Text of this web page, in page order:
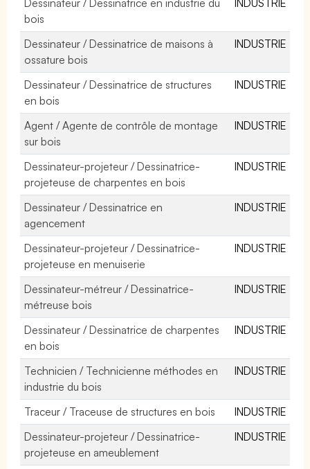
bois
Dessinateur / Dessinatrice de maisons à
ossature bois
INDUSTRIE
Dessinateur / Dessinatrice de structures
en bois
INDUSTRIE
Agent / Agente de contrôle de montage
sur bois
INDUSTRIE
Dessinateur-projeteur / Dessinatrice-
projeteuse de charpentes en bois
INDUSTRIE
Dessinateur / Dessinatrice en
agencement
INDUSTRIE
Dessinateur-projeteur / Dessinatrice-
projeteuse en menuiserie
INDUSTRIE
Dessinateur-métreur / Dessinatrice-
métreuse bois
INDUSTRIE
Dessinateur / Dessinatrice de charpentes
en bois
INDUSTRIE
Technicien / Technicienne méthodes en
industrie du bois
INDUSTRIE
Traceur / Traceuse de structures en bois
INDUSTRIE
Dessinateur-projeteur / Dessinatrice-
projeteuse en ameublement
INDUSTRIE